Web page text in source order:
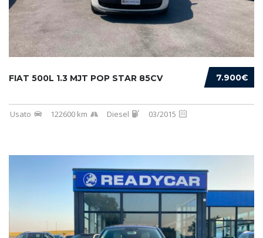
7.900€
FIAT 500L 1.3 MJT POP STAR 85CV
Usato 122600 km Diesel 03/2015